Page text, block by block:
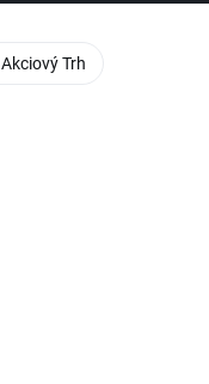
Akciový Trh